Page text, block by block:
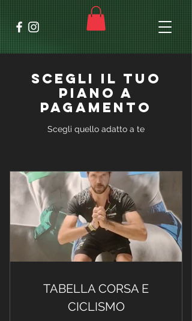
Scegli il tuo
piano a
pagamento
Scegli quello adatto a te
TABELLA CORSA E
CICLISMO